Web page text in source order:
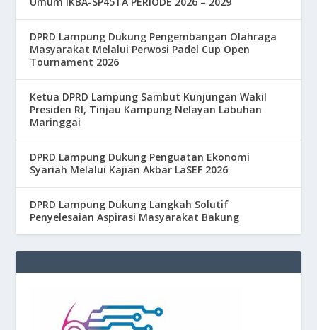
DPRD Lampung Dukung Pengembangan Olahraga
Masyarakat Melalui Perwosi Padel Cup Open
Tournament 2026
Ketua DPRD Lampung Sambut Kunjungan Wakil
Presiden RI, Tinjau Kampung Nelayan Labuhan
Maringgai
DPRD Lampung Dukung Penguatan Ekonomi
Syariah Melalui Kajian Akbar LaSEF 2026
DPRD Lampung Dukung Langkah Solutif
Penyelesaian Aspirasi Masyarakat Bakung